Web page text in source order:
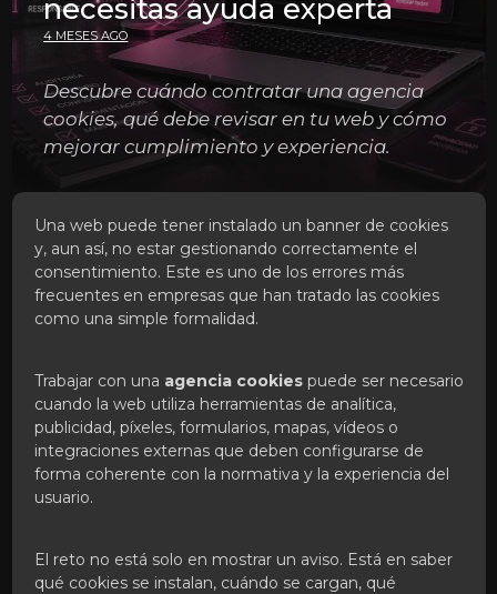
necesitas ayuda experta
4 MESES AGO
Descubre cuándo contratar una agencia
cookies, qué debe revisar en tu web y cómo
mejorar cumplimiento y experiencia.
Una web puede tener instalado un banner de cookies
y, aun así, no estar gestionando correctamente el
consentimiento. Este es uno de los errores más
frecuentes en empresas que han tratado las cookies
como una simple formalidad.
Trabajar con una agencia cookiespuede ser necesario
cuando la web utiliza herramientas de analítica,
publicidad, píxeles, formularios, mapas, vídeos o
integraciones externas que deben configurarse de
forma coherente con la normativa y la experiencia del
usuario.
El reto no está solo en mostrar un aviso. Está en saber
qué cookies se instalan, cuándo se cargan, qué